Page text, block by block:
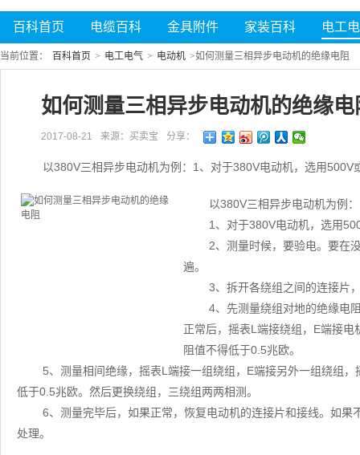
百科首页 电缆百科 金具附件 家装百科 电工
当前位置： 百科首页 > 电工电气 > 电动机 >如何测量三相异步电动机的绝缘电阻
如何测量三相异步电动机的绝缘电
2017-08-21 来源：买卖宝 分享：
以380V三相异步电动机为例：1、对于380V电动机，选用
以380V三相异步电动机为例：
1、对于380V电动机，选用
2、测量时候，要验电。要在
遍。
3、拆开各绕组之间的连接片
4、先测量绕组对地的绝缘电
正常后，摇表L端接绕组，E端接
阻值不得低于0.5兆欧。
5、测量相间绝缘，摇表L端接一组绕组，E端接另外一组绕组
低于0.5兆欧。然后更换绕组，三绕组两两相测。
6、测量完毕后，如果正常，恢复电动机的连接片和接线。如
处理。